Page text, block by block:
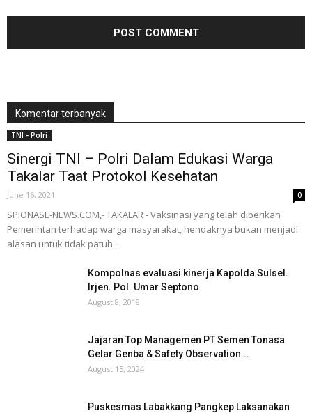
Komentar terbanyak
TNI - Polri
Sinergi TNI – Polri Dalam Edukasi Warga
Takalar Taat Protokol Kesehatan
June 16, 2021 0
SPIONASE-NEWS.COM,- TAKALAR - Vaksinasi yang telah diberikan
Pemerintah terhadap warga masyarakat, hendaknya bukan menjadi
alasan untuk tidak patuh...
Kompolnas evaluasi kinerja Kapolda Sulsel.
Irjen. Pol. Umar Septono
August 8, 2018
Jajaran Top Managemen PT Semen Tonasa
Gelar Genba & Safety Observation...
August 15, 2024
Puskesmas Labakkang Pangkep Laksanakan